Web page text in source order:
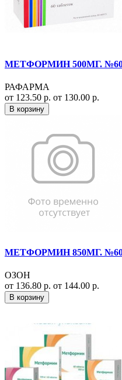
МЕТФОРМИН 500МГ.
РАФАРМА
от 123.50 р. от 130.00 р.
В корзину
МЕТФОРМИН 850МГ.
ОЗОН
от 136.80 р. от 144.00 р.
В корзину